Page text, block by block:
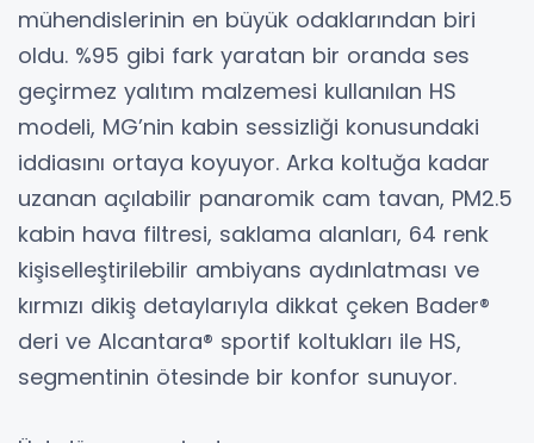
mühendislerinin en büyük odaklarından biri
oldu. %95 gibi fark yaratan bir oranda ses
geçirmez yalıtım malzemesi kullanılan HS
modeli, MG’nin kabin sessizliği konusundaki
iddiasını ortaya koyuyor. Arka koltuğa kadar
uzanan açılabilir panaromik cam tavan, PM2.5
kabin hava filtresi, saklama alanları, 64 renk
kişiselleştirilebilir ambiyans aydınlatması ve
kırmızı dikiş detaylarıyla dikkat çeken Bader®
deri ve Alcantara® sportif koltukları ile HS,
segmentinin ötesinde bir konfor sunuyor.